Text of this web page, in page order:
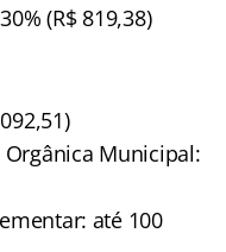
(R$ 819,38)
Municipal:
até 100